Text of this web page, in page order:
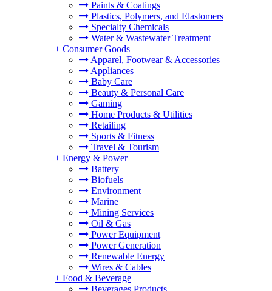
Paints & Coatings
Plastics, Polymers, and Elastomers
Specialty Chemicals
Water & Wastewater Treatment
+ Consumer Goods
Apparel, Footwear & Accessories
Appliances
Baby Care
Beauty & Personal Care
Gaming
Home Products & Utilities
Retailing
Sports & Fitness
Travel & Tourism
+ Energy & Power
Battery
Biofuels
Environment
Marine
Mining Services
Oil & Gas
Power Equipment
Power Generation
Renewable Energy
Wires & Cables
+ Food & Beverage
Beverages Products